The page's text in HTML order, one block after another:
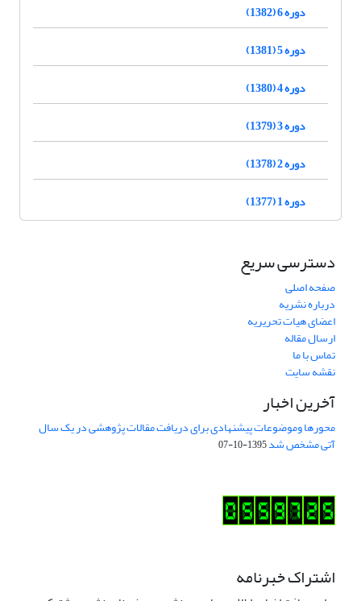
دوره 6 (1382)
دوره 5 (1381)
دوره 4 (1380)
دوره 3 (1379)
دوره 2 (1378)
دوره 1 (1377)
دسترسی سریع
صفحه اصلی
درباره نشریه
اعضای هیات تحریریه
ارسال مقاله
تماس با ما
نقشه سایت
آخرین اخبار
محورها وموضوعات پیشنهادی برای دریافت مقالات پژوهشی در یک سال
آتی مشخص شد1395-10-07
اشتراک خبرنامه